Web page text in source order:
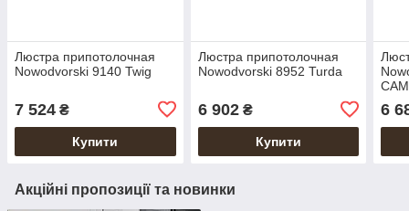
Люстра припотолочная
Nowodvorski 9140 Twig
7 524 ₴
Купити
Люстра припотолочная
Nowodvorski 8952 Turda
6 902₴
Купити
6
Акційні пропозиції та новинки